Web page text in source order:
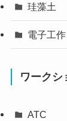
珪藻土
電子工作
ワークシ
ATC